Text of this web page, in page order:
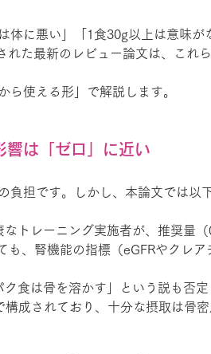
体に悪い」「1食30g以上は意味
れた最新のレビュー論文は、これ
ら使える形」で解説します。
は「ゼロ」に近い
負担です。しかし、本論文では以
なトレーニング実施者が、推奨量
も、腎機能の指標（eGFRやクレ
ク食は骨を溶かす」という説も否
構成されており、十分な摂取は骨